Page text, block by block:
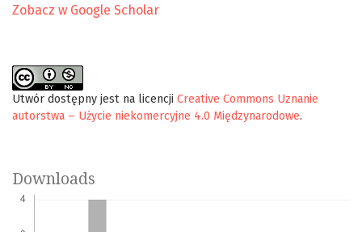
Zobacz w Google Scholar
Utwór dostępny jest na licencji Creative Commons Uznanie
autorstwa – Użycie niekomercyjne 4.0 Międzynarodowe.
Downloads